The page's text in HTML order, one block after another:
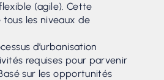
(agile). Cette
les niveaux de
d’urbanisation
requises pour parvenir
sur les opportunités